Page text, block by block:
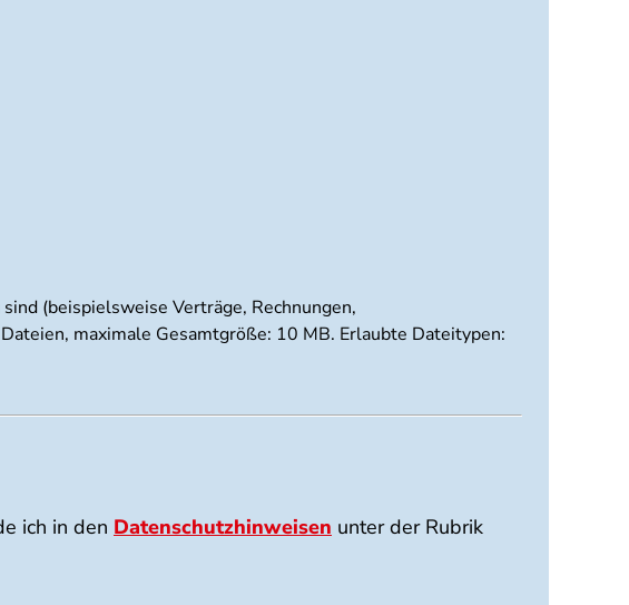
(beispielsweise Verträge, Rechnungen,
maximale Gesamtgröße: 10 MB. Erlaubte Dateitypen:
ich in den Datenschutzhinweisen unter der Rubrik